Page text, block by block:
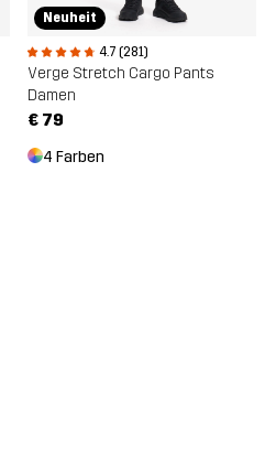
Neuheit
4.7 (281)
Verge Stretch Cargo Pants
Damen
€ 79
4 Farben